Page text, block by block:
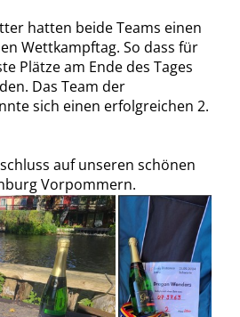
hatten beide Teams einen
Wettkampftag. So dass für
Plätze am Ende des Tages
Das Team der
sich einen erfolgreichen 2.
auf unseren schönen
Vorpommern.